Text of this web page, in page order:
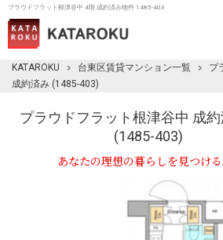
プラウドフラット根津谷中 4階 成約済み物件 1485-403
KATAROKU 台東区賃貸マンション一覧
プ
成約済み (1485-403)
プラウドフラット根津谷中 成
(1485-403)
あなたの理想の暮らしを見つけ